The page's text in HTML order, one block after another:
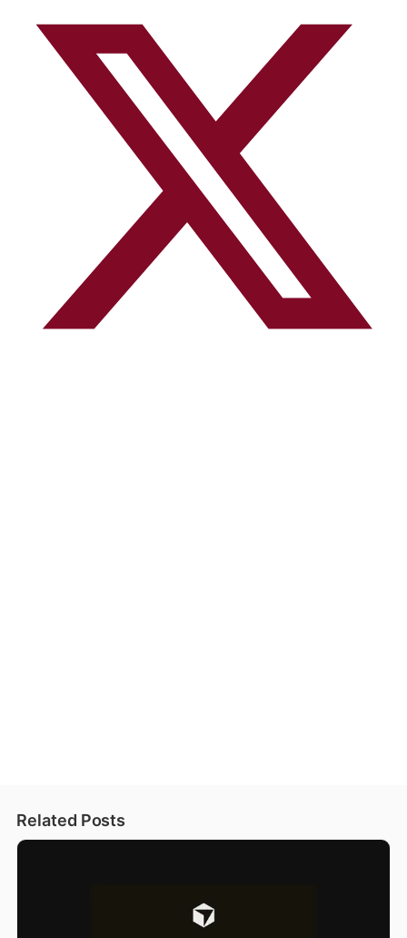
Related Posts